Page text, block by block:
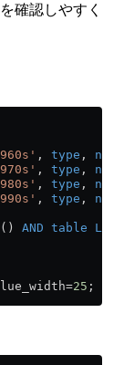
確認しやすく
, type , null
, type , null
, type , null
, type , null
AND table LIKE
=25 ;